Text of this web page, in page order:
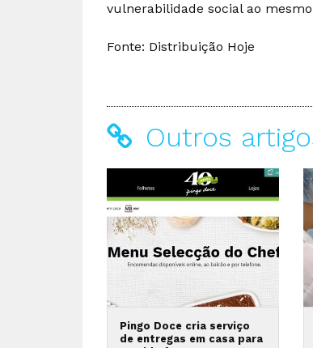
vulnerabilidade social ao
Fonte: Distribuição Hoje
Outros
Pingo Doce cria serviço
de entregas em casa para